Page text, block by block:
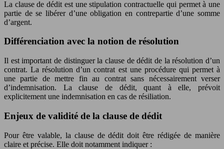
La clause de dédit est une stipulation contractuelle qui permet à une
partie de se libérer d’une obligation en contrepartie d’une somme
d’argent.
Différenciation avec la notion de résolution
Il est important de distinguer la clause de dédit de la résolution d’un
contrat. La résolution d’un contrat est une procédure qui permet à
une partie de mettre fin au contrat sans nécessairement verser
d’indemnisation. La clause de dédit, quant à elle, prévoit
explicitement une indemnisation en cas de résiliation.
Enjeux de validité de la clause de dédit
Pour être valable, la clause de dédit doit être rédigée de manière
claire et précise. Elle doit notamment indiquer :